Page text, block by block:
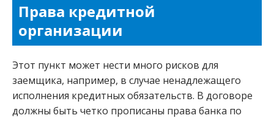
Права кредитной
организации
Этот пункт может нести много рисков для
заемщика, например, в случае ненадлежащего
исполнения кредитных обязательств. В договоре
должны быть четко прописаны права банка по